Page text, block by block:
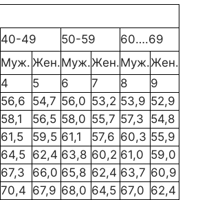
40-49 50-59
60….69
Муж. Жен.Муж.Жен.Муж.Жен.
4 5 6 7 8
9
56,6 54,7 56,0 53,2 53,9 52,9
58,1 56,5 58,0 55,7 57,3 54,8
61,5 59,5 61,1 57,6 60,3 55,9
64,5 62,4 63,8 60,2 61,0 59,0
67,3 66,0 65,8 62,4 63,7 60,9
70,4 67,9 68,0 64,5 67,0 62,4